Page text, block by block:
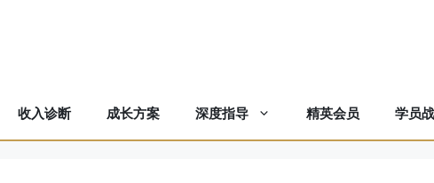
收入诊断 成长方案 深度指导 精英会员 学员